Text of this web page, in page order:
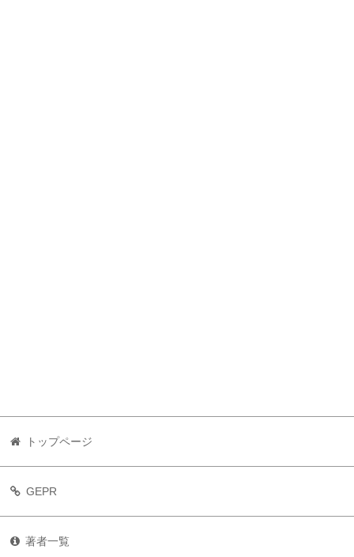
トップページ
GEPR
著者一覧